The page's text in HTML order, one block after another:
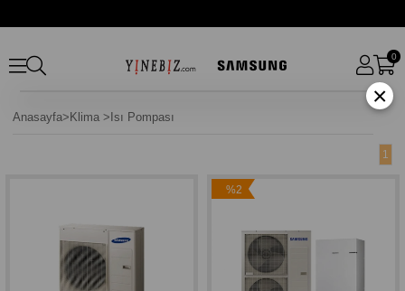
0
Anasayfa> Klima> Isı Pompası
1
%2
×